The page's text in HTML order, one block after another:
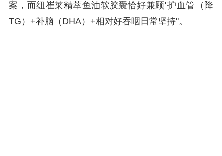
案，而纽崔莱精萃鱼油软胶囊恰好兼顾"护血管（降
TG）+补脑（DHA）+相对好吞咽日常坚持"。